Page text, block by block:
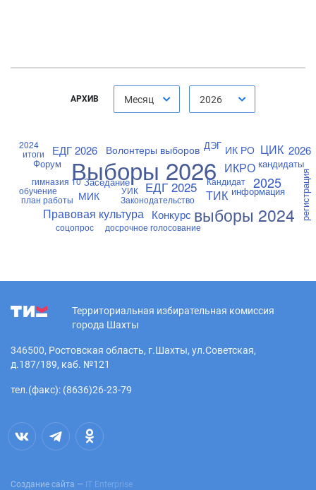
АРХИВ Месяц 2026
Волонтеры выборов
Выборы 2026
ДЭГ
ЕДГ 2025
ЕДГ 2026
Законодательство
Заседание
ИК РО
ИКРО
Кандидат
Конкурс
МИК
Правовая культура
ТИК
УИК
Форум
ЦИК
выборы 2024
гимназия 10
досрочное голосование
информация
итоги
кандидаты
обучение
план работы регистрация
соцопрос
2024
2025
2026
Территориальная избирательная комиссия
города Шахты
346500, Ростовская область, г.Шахты, ул.Советская,
д.187/189, каб. №121
тел.(факс): (8636)26-23-79
Создание сайта — IT Enterprise